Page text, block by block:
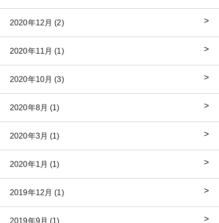
2020年12月 (2)
2020年11月 (1)
2020年10月 (3)
2020年8月 (1)
2020年3月 (1)
2020年1月 (1)
2019年12月 (1)
2019年9月 (1)